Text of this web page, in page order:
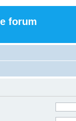
forum